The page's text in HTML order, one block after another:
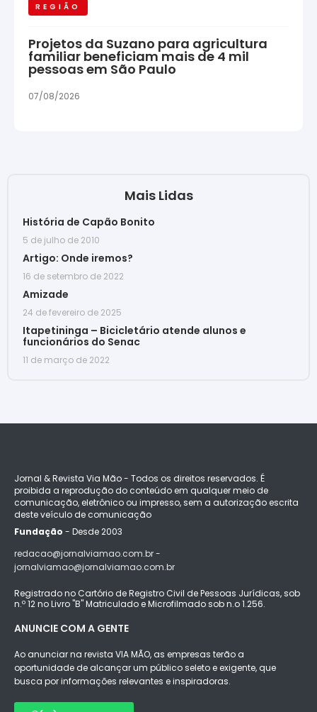
REGIÃO
Projetos da Suzano para agricultura
familiar beneficiam mais de 4 mil
pessoas em São Paulo
07/08/2026
Mais Lidas
História de Capão Bonito
5 de julho de 2010
Artigo: Onde iremos?
16 de setembro de 2022
Amizade
24 de fevereiro de 2025
Itapetininga – Bicicletário atende alunos e
funcionários do Senac
11 de março de 2022
Jornal & Revista Via Mão - Todos os direitos reservados. É
proibida a reprodução do conteúdo em qualquer meio de
comunicação, eletrônico ou impresso, sem a autorização escrita
deste veículo de comunicação
Fundação - Desde 2003
redacao@jornalviamao.com.br -
jornalviamao@jornalviamao.com.br
Registrado no Cartório de Registro Civil de Pessoas Jurídicas, sob
n.º 12 no Livro "B" Matriculado e Microfilmado sob n.o 1.256.
ANUNCIE COM A GENTE
Ao anunciar na revista VIA MÃO, as empresas terão a
oportunidade de alcançar um público seleto e exigente, que
busca por informações relevantes e inspiradoras.